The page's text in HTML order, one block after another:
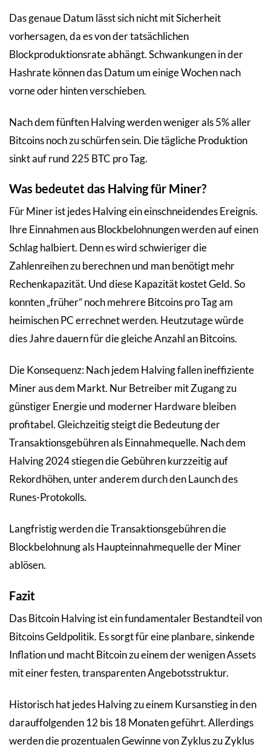
Das genaue Datum lässt sich nicht mit Sicherheit
vorhersagen, da es von der tatsächlichen
Blockproduktionsrate abhängt. Schwankungen in der
Hashrate können das Datum um einige Wochen nach
vorne oder hinten verschieben.
Nach dem fünften Halving werden weniger als 5% aller
Bitcoins noch zu schürfen sein. Die tägliche Produktion
sinkt auf rund 225 BTC pro Tag.
Was bedeutet das Halving für Miner?
Für Miner ist jedes Halving ein einschneidendes Ereignis.
Ihre Einnahmen aus Blockbelohnungen werden auf einen
Schlag halbiert. Denn es wird schwieriger die
Zahlenreihen zu berechnen und man benötigt mehr
Rechenkapazität. Und diese Kapazität kostet Geld. So
konnten „früher” noch mehrere Bitcoins pro Tag am
heimischen PC errechnet werden. Heutzutage würde
dies Jahre dauern für die gleiche Anzahl an Bitcoins.
Die Konsequenz: Nach jedem Halving fallen ineffiziente
Miner aus dem Markt. Nur Betreiber mit Zugang zu
günstiger Energie und moderner Hardware bleiben
profitabel. Gleichzeitig steigt die Bedeutung der
Transaktionsgebühren als Einnahmequelle. Nach dem
Halving 2024 stiegen die Gebühren kurzzeitig auf
Rekordhöhen, unter anderem durch den Launch des
Runes-Protokolls.
Langfristig werden die Transaktionsgebühren die
Blockbelohnung als Haupteinnahmequelle der Miner
ablösen.
Fazit
Das Bitcoin Halving ist ein fundamentaler Bestandteil von
Bitcoins Geldpolitik. Es sorgt für eine planbare, sinkende
Inflation und macht Bitcoin zu einem der wenigen Assets
mit einer festen, transparenten Angebotsstruktur.
Historisch hat jedes Halving zu einem Kursanstieg in den
darauffolgenden 12 bis 18 Monaten geführt. Allerdings
werden die prozentualen Gewinne von Zyklus zu Zyklus